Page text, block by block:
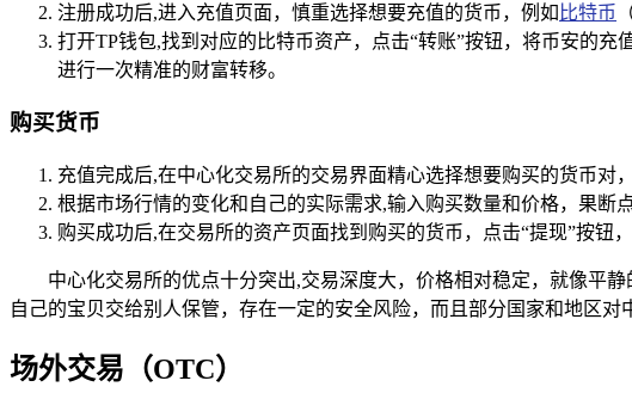
注册成功后,进入充值页面，慎重选择想要充值的货币，例如 比特币
打开TP钱包,找到对应的比特币资产，点击“转账”按钮，将币安的
进行一次精准的财富转移。
购买货币
充值完成后,在中心化交易所的交易界面精心选择想要购买的货币对
根据市场行情的变化和自己的实际需求,输入购买数量和价格，果断
购买成功后,在交易所的资产页面找到购买的货币，点击“提现”按钮
中心化交易所的优点十分突出,交易深度大，价格相对稳定，就像平
自己的宝贝交给别人保管，存在一定的安全风险，而且部分国家和地区
场外交易（OTC）